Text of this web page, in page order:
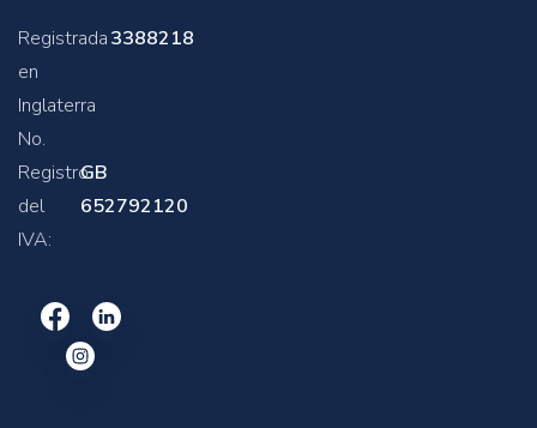
Registrada
en
Inglaterra
No.
3388218
Registro
del
IVA:
GB
652792120